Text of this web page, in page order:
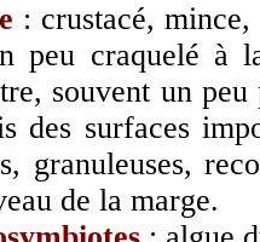
: crustacé, mince,
peu craquelé à
souvent un
des surfaces
granuleuses,
de la marge.